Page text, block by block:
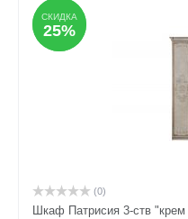
СКИДКА
25%
СКИДКА
25%
(0)
Шкаф Патрисия 3-ств "крем